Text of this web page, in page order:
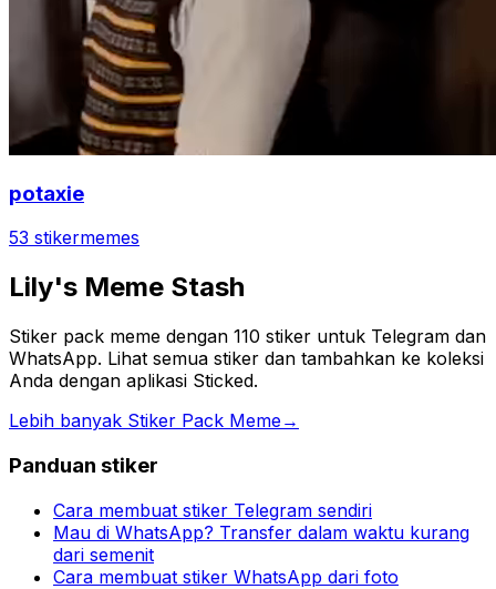
potaxie
53 stikermemes
Lily's Meme Stash
Stiker pack meme dengan 110 stiker untuk Telegram dan
WhatsApp. Lihat semua stiker dan tambahkan ke koleksi
Anda dengan aplikasi Sticked.
Lebih banyak Stiker Pack Meme→
Panduan stiker
Cara membuat stiker Telegram sendiri
Mau di WhatsApp? Transfer dalam waktu kurang
dari semenit
Cara membuat stiker WhatsApp dari foto